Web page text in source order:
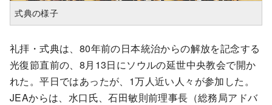
式典の様子
礼拝・式典は、80年前の日本統治からの解放を記念する
光復節直前の、8月13日にソウルの延世中央教会で開か
れた。平日ではあったが、1万人近い人々が参加した。
JEAからは、水口氏、石田敏則前理事長（総務局アドバ